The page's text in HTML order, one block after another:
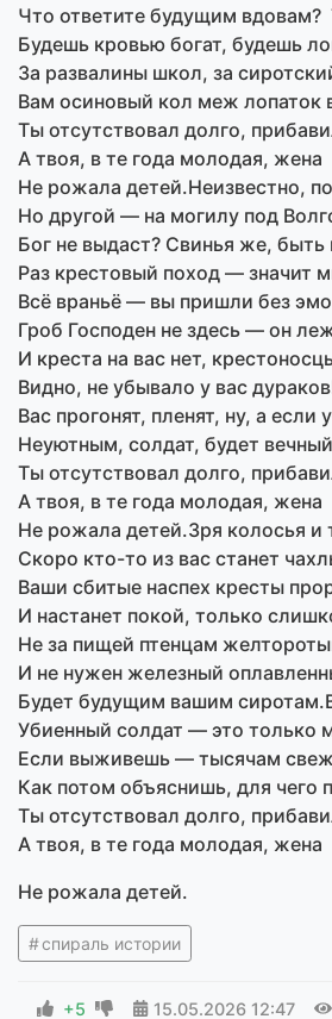
Что ответите будущим
Будешь кровью богат, будешь
За развалины школ, за
Вам осиновый кол меж лопаток
Ты отсутствовал долго,
А твоя, в те года молодая, жена
Не рожала детей.Неизвестно,
Но другой — на могилу под
Бог не выдаст? Свинья же,
Раз крестовый поход — значит
Всё враньё — вы пришли без
Гроб Господен не здесь — он
И креста на вас нет,
Видно, не убывало у вас
Вас прогонят, пленят, ну, а
Неуютным, солдат, будет
Ты отсутствовал долго,
А твоя, в те года молодая, жена
Не рожала детей.Зря колосья и
Скоро кто-то из вас станет
Ваши сбитые наспех кресты
И настанет покой, только
Не за пищей птенцам
И не нужен железный
Будет будущим вашим
Убиенный солдат — это только
Если выживешь — тысячам
Как потом объяснишь, для чего
Ты отсутствовал долго,
А твоя, в те года молодая, жена
Не рожала детей.
спираль истории
+5 15.05.2026 12:47